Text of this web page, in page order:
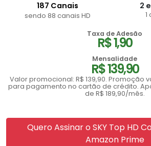
187 Canais
sendo 88 canais HD
2
1
Taxa de Adesão
R$ 1,90
Mensalidade
R$ 139,90
Valor promocional: R$ 139,90. Promoção
para pagamento no cartão de crédito.
de R$ 189,90/mês.
Quero Assinar o SKY Top HD
Amazon Prime